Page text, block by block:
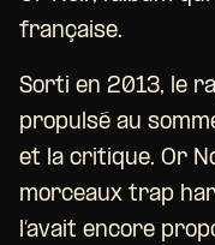
française.
Sorti en 2013, le
propulsé au
et la critique. Or
morceaux trap
l’avait encore